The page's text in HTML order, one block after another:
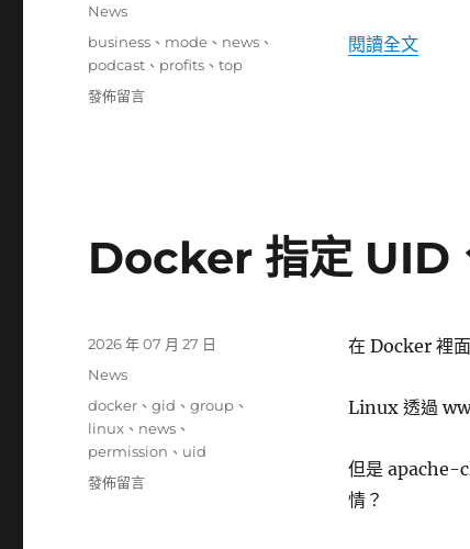
閱讀全文〈全
期:
分
類
News
標
籤
business 、 mode 、 news 、
podcast 、 profits 、top
在
營、
模
式〉
發佈留言
Docker 指定 UID
在 Docker 裡
Linux 透過
但是 apache-
情？
發
期:
2026 年 07 月 27 日
分
類
News
標
籤
docker 、gid 、group 、
linux 、 news 、
permission 、 uid
在
發佈留言